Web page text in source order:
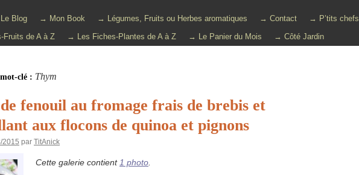
Blog → Mon Book → Légumes, Fruits ou Herbes aromatiques → Contact → P’tits chefs
de A à Z
→ Les Fiches-Plantes de A à Z → Le Panier du Mois → Côté Jardin
clé : Thym
fenouil au fromage frais de brebis et
aux flocons de quinoa et pignons
2015 par TitAnick
Cette galerie contient 1 photo